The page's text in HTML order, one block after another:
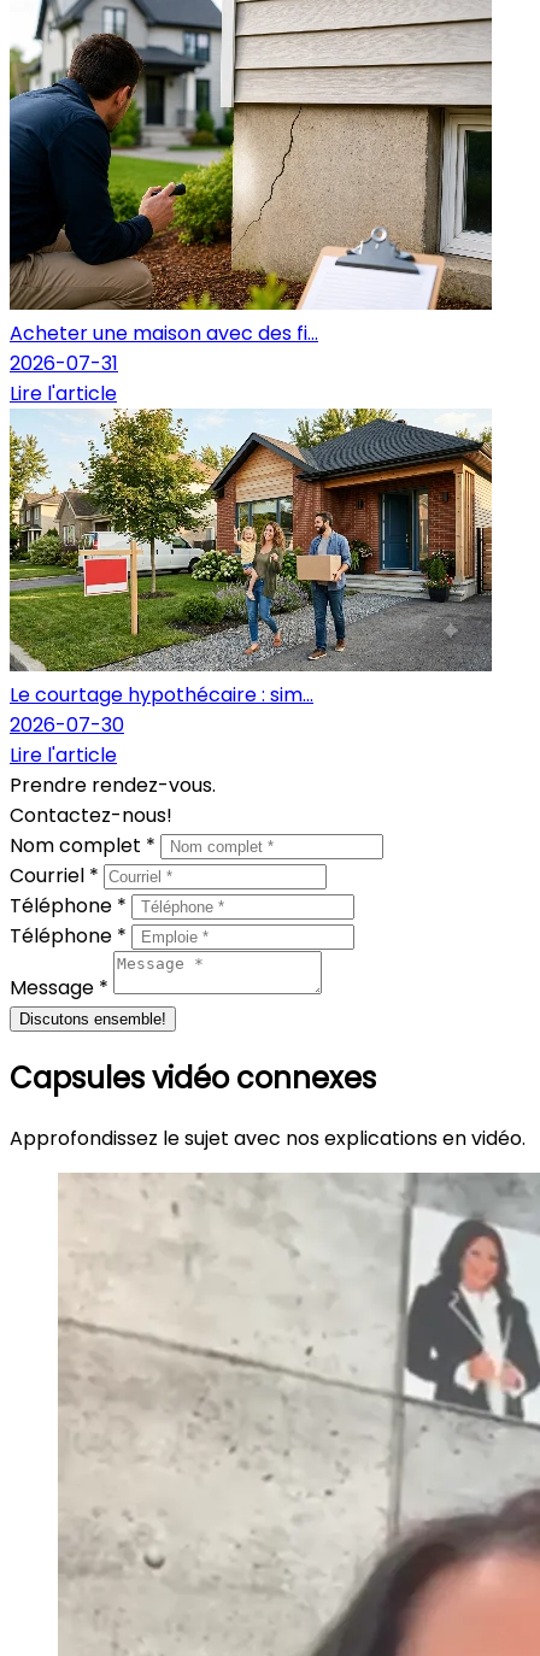
Acheter une maison avec des fi...
2026-07-31
Lire l'article
Le courtage hypothécaire : sim...
2026-07-30
Lire l'article
Prendre rendez-vous.
Contactez-nous!
Nom complet *
Courriel *
Téléphone *
Téléphone *
Message *
Discutons ensemble!
Capsules vidéo connexes
Approfondissez le sujet avec nos explications en vidéo.